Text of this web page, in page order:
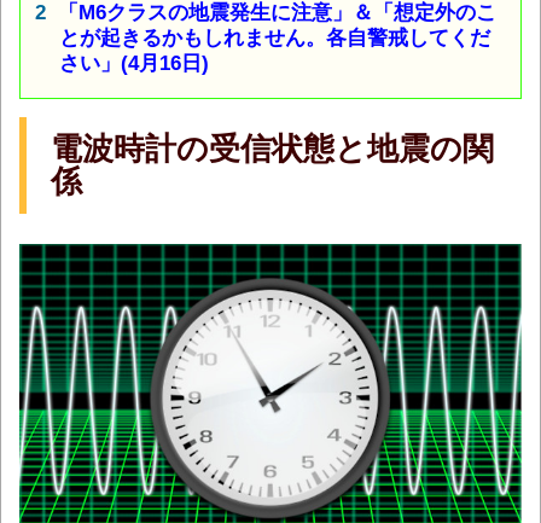
「M6クラスの地震発生に注意」＆「想定外のこ
とが起きるかもしれません。各自警戒してくだ
さい」(4月16日)
電波時計の受信状態と地震の関
係